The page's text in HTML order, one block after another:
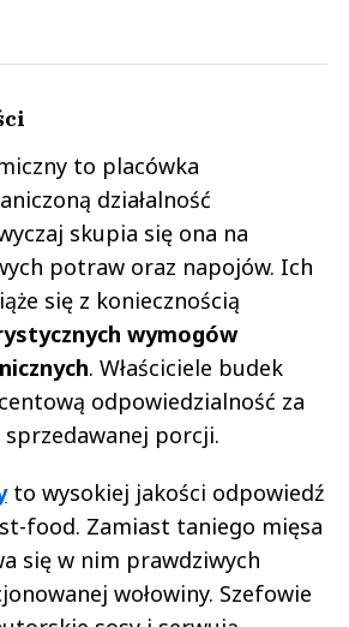
to placówka
działalność
skupia się ona na
potraw oraz napojów. Ich
się z koniecznością
wymogów
. Właściciele budek
odpowiedzialność za
porcji.
to wysokiej jakości odpowiedź
food. Zamiast taniego mięsa
się w nim prawdziwych
wołowiny. Szefowie